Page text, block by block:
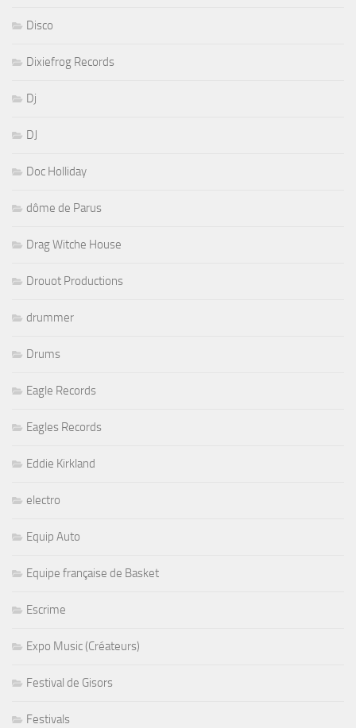
Disco
Dixiefrog Records
Dj
DJ
Doc Holliday
dôme de Parus
Drag Witche House
Drouot Productions
drummer
Drums
Eagle Records
Eagles Records
Eddie Kirkland
electro
Equip Auto
Equipe française de Basket
Escrime
Expo Music (Créateurs)
Festival de Gisors
Festivals